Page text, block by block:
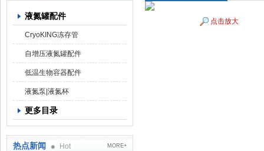
上海京工实业有限公司
液氮罐配件
CryoKING冻存管
自增压液氮罐配件
低温生物容器配件
液氮泵|液氮杯
更多目录
热点新闻 Hot MORE+
点击放大